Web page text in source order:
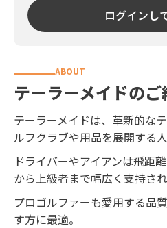
ログインし
テーラーメイドのご
テーラーメイドは、革新的な
ルフクラブや用品を展開する
ドライバーやアイアンは飛距
から上級者まで幅広く支持され
プロゴルファーも愛用する品
す方に最適。